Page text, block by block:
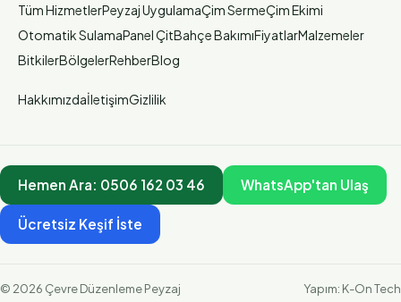
Tüm HizmetlerPeyzaj UygulamaÇim SermeÇim Ekimi
Otomatik SulamaPanel ÇitBahçe BakımıFiyatlarMalzemeler
BitkilerBölgelerRehberBlog
HakkımızdaİletişimGizlilik
Hemen Ara: 0506 162 03 46 WhatsApp'tan Ulaş
Ücretsiz Keşif İste
© 2026 Çevre Düzenleme Peyzaj Yapım: K-On Tech